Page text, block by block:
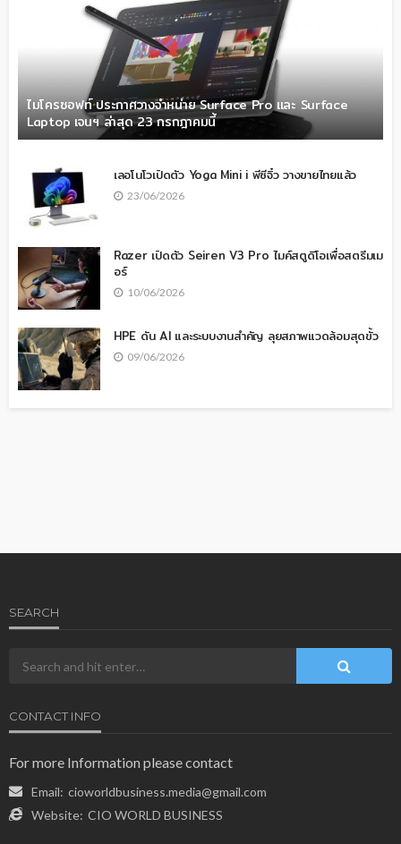
ไมโครซอฟท์ ประกาศวางจำหน่าย Surface Pro และ Surface
Laptop เจนฯ ล่าสุด 23 กรกฎาคมนี้
เลอโนโวเปิดตัว Yoga Mini i พีซีจิ๋ว วางขายไทยแล้ว
23/06/2026
Razer เปิดตัว Seiren V3 Pro ไมค์สตูดิโอเพื่อสตรีมเม
อร์
10/06/2026
HPE ดัน AI และระบบงานสำคัญ ลุยสภาพแวดล้อมสุดขั้ว
09/06/2026
SEARCH
CONTACT INFO
For more Information please contact
Email: cioworldbusiness.media@gmail.com
Website: CIO WORLD BUSINESS